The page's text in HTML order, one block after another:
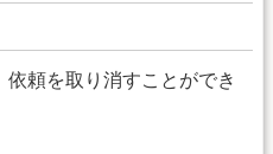
頼を取り消すことができ